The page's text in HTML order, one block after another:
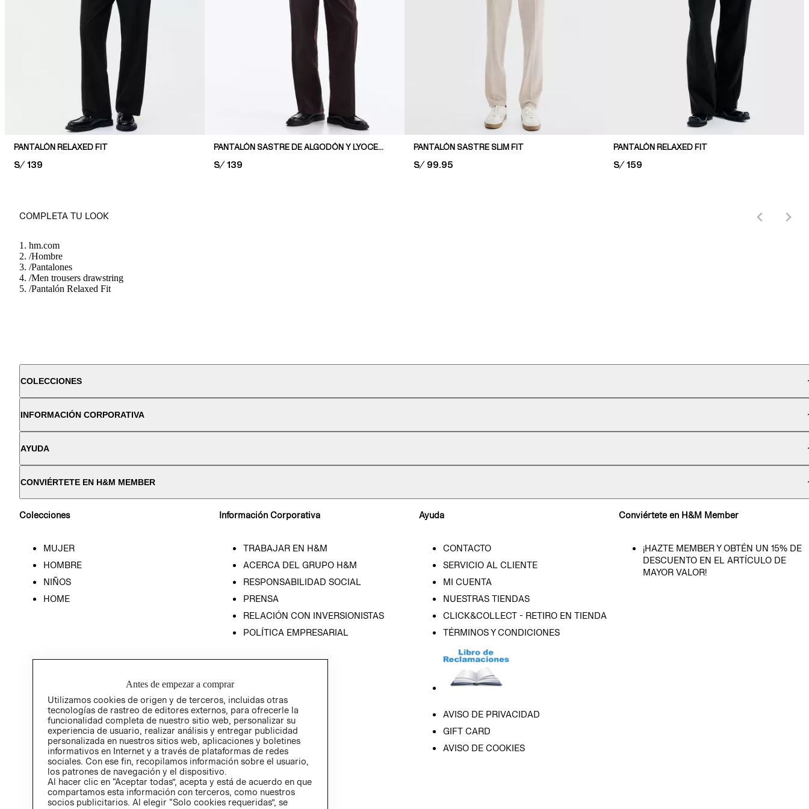
PANTALÓN RELAXED FIT
PRICE:
S/ 139
PANTALÓN SASTRE DE ALGODÓN Y LYOCELL RELAXED FIT
PRICE:
S/ 139
PANTALÓN SASTRE SLIM FIT
PRICE:
S/ 99.95
PANTALÓN RELAXED FIT
PRICE:
S/ 159
COMPLETA TU LOOK
hm.com
/Hombre
/Pantalones
/Men trousers drawstring
/Pantalón Relaxed Fit
COLECCIONES
INFORMACIÓN CORPORATIVA
AYUDA
CONVIÉRTETE EN H&M MEMBER
Colecciones
MUJER
HOMBRE
NIÑOS
HOME
Información Corporativa
TRABAJAR EN H&M
ACERCA DEL GRUPO H&M
RESPONSABILIDAD SOCIAL
PRENSA
RELACIÓN CON INVERSIONISTAS
POLÍTICA EMPRESARIAL
Ayuda
CONTACTO
SERVICIO AL CLIENTE
MI CUENTA
NUESTRAS TIENDAS
CLICK&COLLECT - RETIRO EN TIENDA
TÉRMINOS Y CONDICIONES
AVISO DE PRIVACIDAD
GIFT CARD
AVISO DE COOKIES
Conviértete en H&M Member
¡HAZTE MEMBER Y OBTÉN UN 15% DE
DESCUENTO EN EL ARTÍCULO DE
MAYOR VALOR!
Antes de empezar a comprar
Utilizamos cookies de origen y de terceros, incluidas otras
tecnologías de rastreo de editores externos, para ofrecerle la
funcionalidad completa de nuestro sitio web, personalizar su
experiencia de usuario, realizar análisis y entregar publicidad
personalizada en nuestros sitios web, aplicaciones y boletines
informativos en Internet y a través de plataformas de redes
sociales. Con ese fin, recopilamos información sobre el usuario,
los patrones de navegación y el dispositivo.
Al hacer clic en “Aceptar todas”, acepta y está de acuerdo en que
compartamos esta información con terceros, como nuestros
socios publicitarios. Al elegir “Solo cookies requeridas”, se